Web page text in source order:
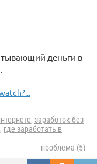
деньги в
, заработок без
, где заработать в
проблема (5)